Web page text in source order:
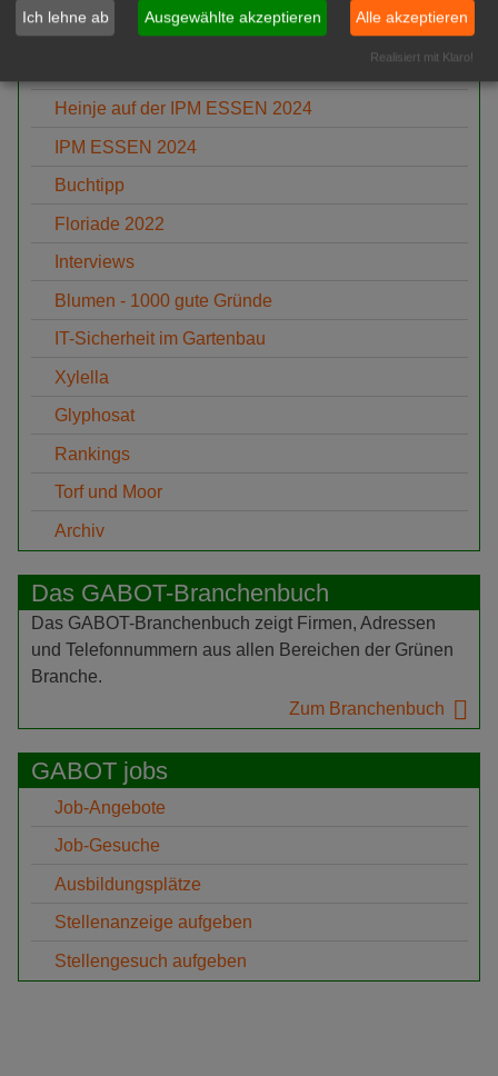
Lubera Edibles auf der IPM ESSEN 2024
Heinje auf der IPM ESSEN 2024
IPM ESSEN 2024
Buchtipp
Floriade 2022
Interviews
Blumen - 1000 gute Gründe
IT-Sicherheit im Gartenbau
Xylella
Glyphosat
Rankings
Torf und Moor
Archiv
Das GABOT-Branchenbuch
Das GABOT-Branchenbuch zeigt Firmen, Adressen
und Telefonnummern aus allen Bereichen der Grünen
Branche.
Zum Branchenbuch
GABOT jobs
Job-Angebote
Job-Gesuche
Ausbildungsplätze
Stellenanzeige aufgeben
Stellengesuch aufgeben
Ich lehne ab Ausgewählte akzeptieren Alle akzeptieren
Realisiert mit Klaro!